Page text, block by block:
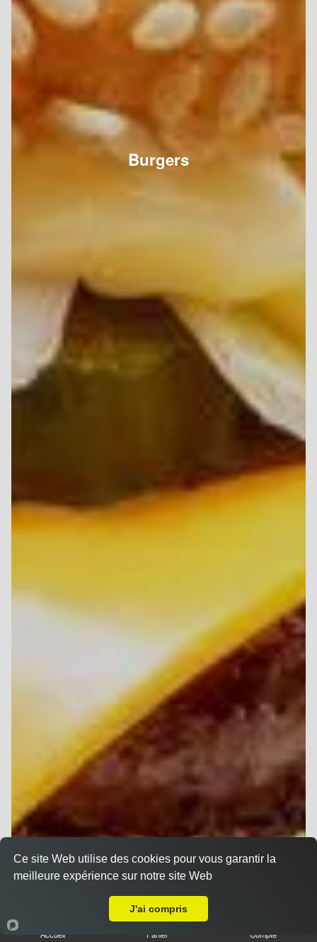
Burgers
Accueil Panier Compte
Ce site Web utilise des cookies pour vous garantir la
meilleure expérience sur notre site Web
J'ai compris